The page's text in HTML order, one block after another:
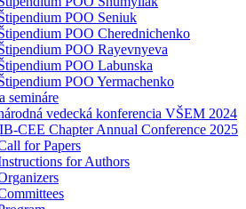
POO Seniuk
POO Cherednichenko
POO Rayevnyeva
POO Labunska
POO Yermachenko
semináre
vedecká konferencia VŠEM 2024
CEE Chapter Annual Conference 2025
for Papers
for Authors